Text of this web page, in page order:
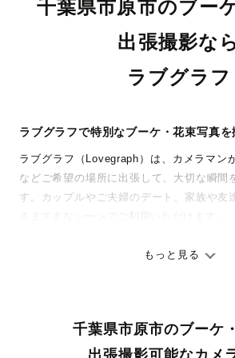
千葉県市原市のブー
出張撮影な
ラブグラフ
ラブグラフで特別なブーケ・花束写真を
ラブグラフ（Lovegraph）は、カメラマン
などご希望の場所に出張して、大切な瞬間
す。カップルやご夫婦のデート、家族や友
ありのままの空気感を大切に、何十年経っ
料金は全国どこでも一律。わかりやすく安
リジナルの研修と厳正な審査に合格し、撮
もっと見る
千葉県市原市のブーケ